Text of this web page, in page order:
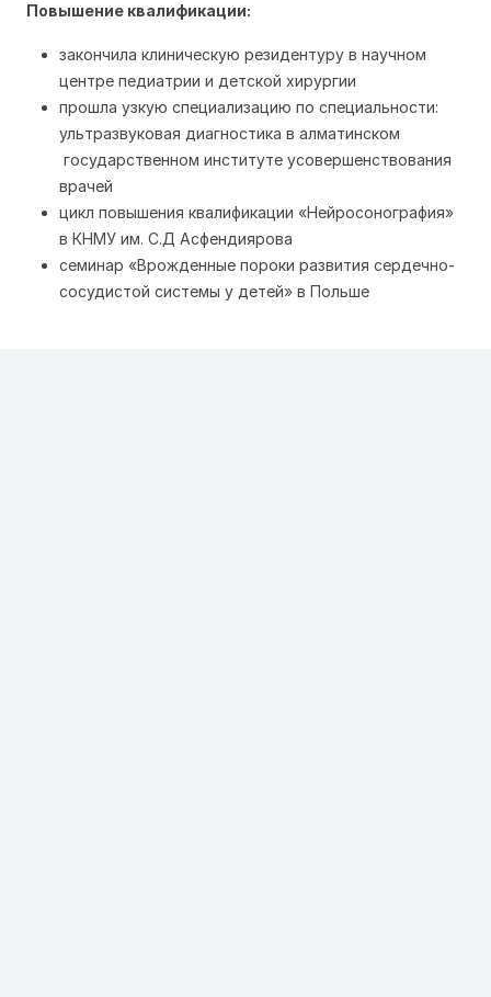
Повышение квалификации:
закончила клиническую резидентуру в научном
центре педиатрии и детской хирургии
прошла узкую специализацию по специальности:
ультразвуковая диагностика в алматинском
государственном институте усовершенствования
врачей
цикл повышения квалификации «Нейросонография»
в КНМУ им. С.Д Асфендиярова
семинар «Врожденные пороки развития сердечно-
сосудистой системы у детей» в Польше